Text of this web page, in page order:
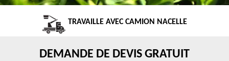
TRAVAILLE AVEC CAMION NACELLE
DEMANDE DE DEVIS GRATUIT